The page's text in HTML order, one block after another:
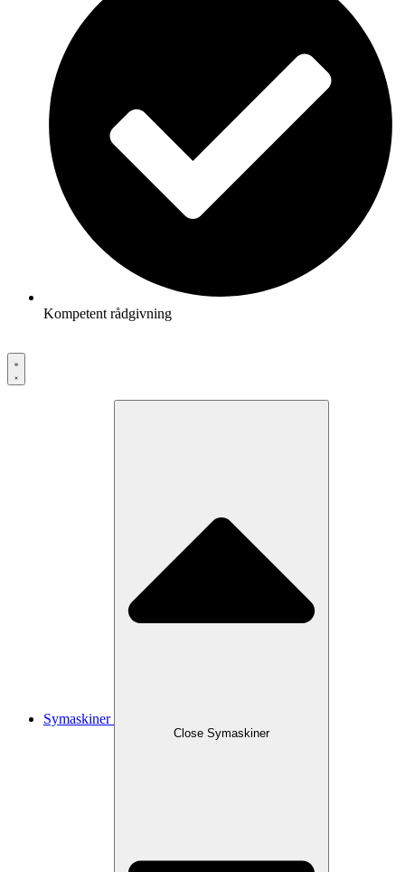
Kompetent rådgivning
Symaskiner
Close Symaskiner